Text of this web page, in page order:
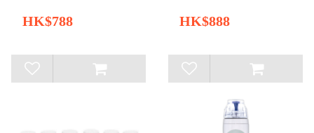
HK$788 HK$888